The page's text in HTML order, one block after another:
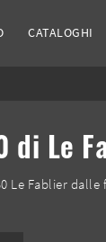
CATALOGHI
di Le
Le Fablier dalle